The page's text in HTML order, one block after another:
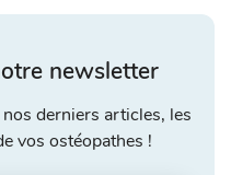
newsletter
derniers articles, les
vos ostéopathes !